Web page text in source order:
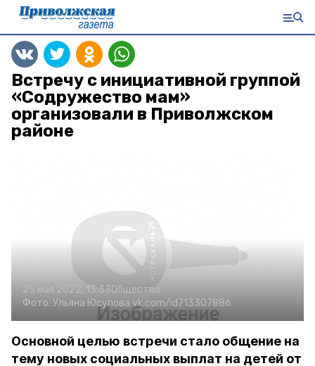
Встречу с инициативной группой
«Содружество мам»
организовали в Приволжском
районе
25 мая 2022, 13:33Общество
Фото: Ульяна Юсупова vk.com/id713307886
Основной целью встречи стало общение на
тему новых социальных выплат на детей от